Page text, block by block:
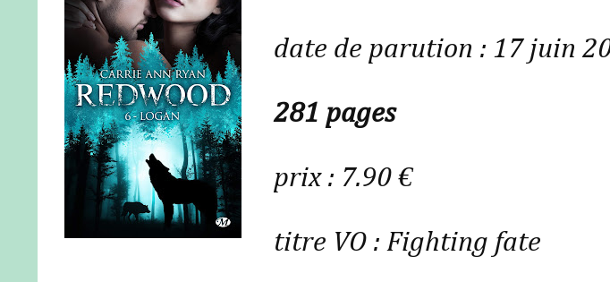
date de parution : 17 juin
281 pages
prix : 7.90 €
titre VO : Fighting fate